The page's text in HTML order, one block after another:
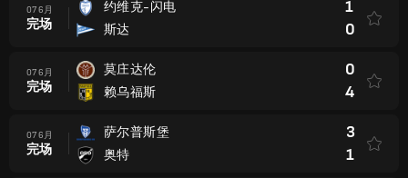
07 6月
完场
约维克-闪电
斯达
1
0
07 6月
完场
莫庄达伦
赖乌福斯
0
4
07 6月
完场
萨尔普斯堡
奥特
3
1